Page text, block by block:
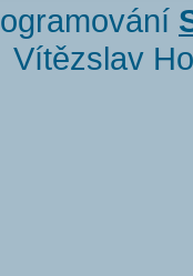
Vítězslav